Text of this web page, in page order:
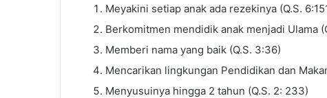
Meyakini setiap anak ada rezekinya (Q.S.
Berkomitmen mendidik anak menjadi Ulama
Memberi nama yang baik (Q.S. 3:36)
Mencarikan lingkungan Pendidikan dan
Menyusuinya hingga 2 tahun (Q.S. 2: 233)